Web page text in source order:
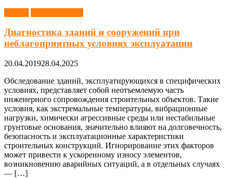
Диагностика зданий и сооружений при
неблагоприятных условиях эксплуатации
20.04.201928.04.2025
Обследование зданий, эксплуатирующихся в специфических
условиях, представляет собой неотъемлемую часть
инженерного сопровождения строительных объектов. Такие
условия, как экстремальные температуры, вибрационные
нагрузки, химически агрессивные среды или нестабильные
грунтовые основания, значительно влияют на долговечность,
безопасность и эксплуатационные характеристики
строительных конструкций. Игнорирование этих факторов
может привести к ускоренному износу элементов,
возникновению аварийных ситуаций, а в отдельных случаях
— […]